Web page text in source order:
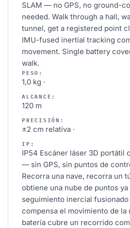
SLAM — no GPS, no ground-
needed. Walk through a hall,
tunnel, get a registered point
IMU-fused inertial tracking
movement. Single battery
walk.
PESO:
1,0 kg ·
ALCANCE:
120 m
PRECISIÓN:
±2 cm relativa ·
IP:
IP54 Escáner láser 3D portátil
— sin GPS, sin puntos de
Recorra una nave, recorra un
obtiene una nube de puntos ya
seguimiento inercial fusionado
compensa el movimiento de la
batería cubre un recorrido